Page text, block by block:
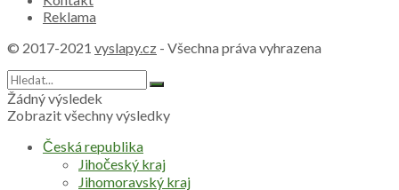
Reklama
© 2017-2021 vyslapy.cz - Všechna práva vyhrazena
Žádný výsledek
Zobrazit všechny výsledky
Česká republika
Jihočeský kraj
Jihomoravský kraj